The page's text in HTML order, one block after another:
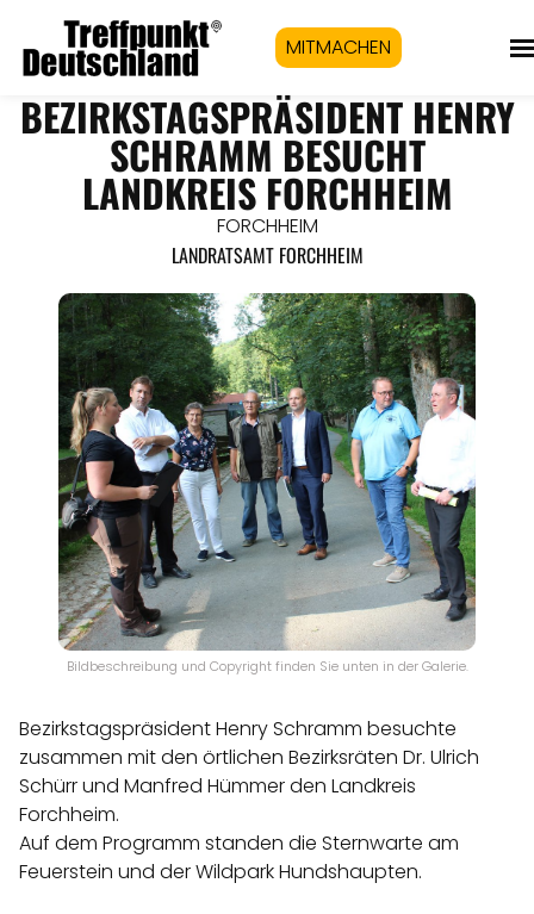
MITMACHEN
BEZIRKSTAGSPRÄSIDENT HENRY
SCHRAMM BESUCHT
LANDKREIS FORCHHEIM
FORCHHEIM
LANDRATSAMT FORCHHEIM
Bildbeschreibung und Copyright finden Sie unten in der Galerie.
Bezirkstagspräsident Henry Schramm besuchte
zusammen mit den örtlichen Bezirksräten Dr. Ulrich
Schürr und Manfred Hümmer den Landkreis
Forchheim.
Auf dem Programm standen die Sternwarte am
Feuerstein und der Wildpark Hundshaupten.